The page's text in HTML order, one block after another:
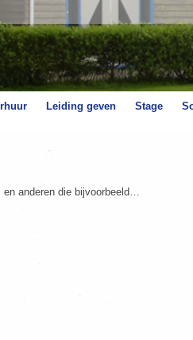
Leiding geven Stage
en anderen die bijvoorbeeld…